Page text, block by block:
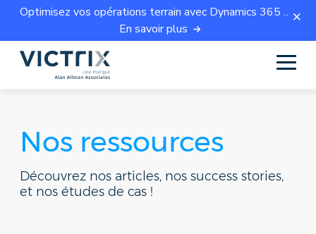
Optimisez vos opérations terrain avec Dynamics 365 Field Service.
En savoir plus
Nos ressources
Découvrez nos articles, nos success stories,
et nos études de cas !